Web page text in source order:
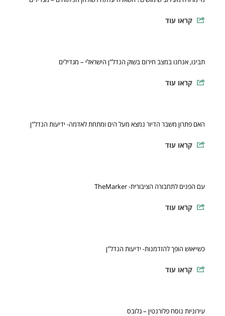
קראו עוד
תבינו, אנחנו במצב חירום בשוק הנדל"ן הישראלי – מגדילים
קראו עוד
האם פתרון משבר הדיור נמצא מעל הים ומתחת לאדמה- ידיעות הנדל"ן
קראו עוד
עם הפנים לתחבורה הציבורית- TheMarker
קראו עוד
כשייאוש הופך להזדמנות- ידיעות הנדל"ן
קראו עוד
עירוניות נוסח פלורנטין – גלובס